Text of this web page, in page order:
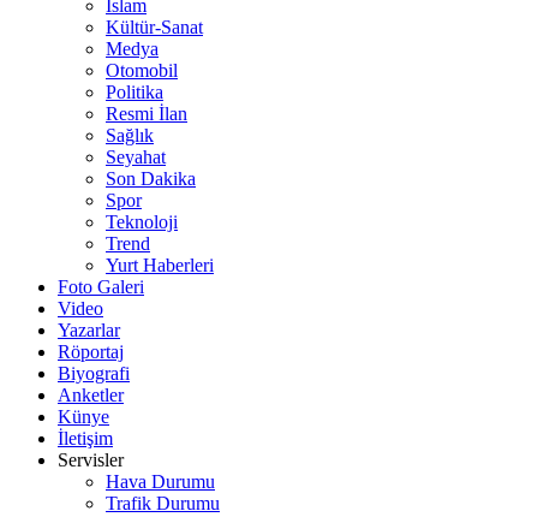
İslam
Kültür-Sanat
Medya
Otomobil
Politika
Resmi İlan
Sağlık
Seyahat
Son Dakika
Spor
Teknoloji
Trend
Yurt Haberleri
Foto Galeri
Video
Yazarlar
Röportaj
Biyografi
Anketler
Künye
İletişim
Servisler
Hava Durumu
Trafik Durumu